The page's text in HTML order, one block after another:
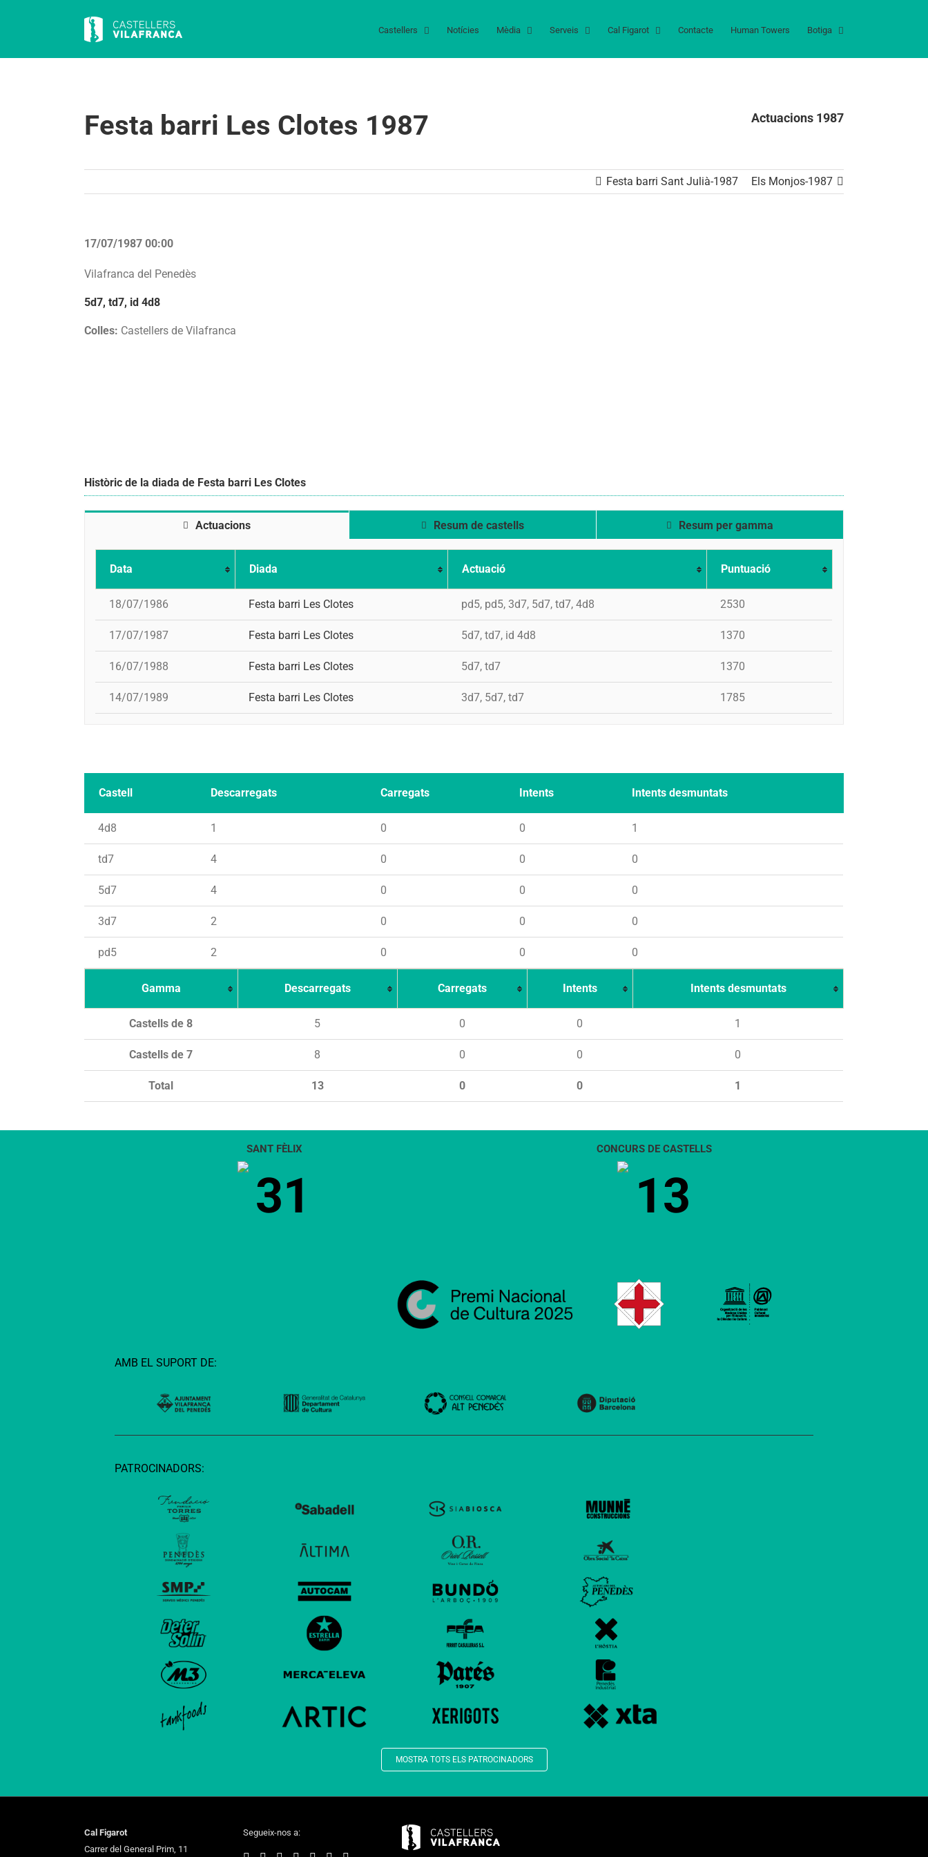
Castellers Notícies Mèdia Serveis Cal Figarot Contacte Human Towers Botiga
Festa barri Les Clotes 1987 Actuacions 1987
Festa barri Sant Julià-1987 Els Monjos-1987
17/07/1987 00:00
Vilafranca del Penedès
5d7, td7, id 4d8
Colles: Castellers de Vilafranca
Històric de la diada de Festa barri Les Clotes
Actuacions Resum de castells Resum per gamma
Data Diada Actuació Puntuació
18/07/1986 Festa barri Les Clotes pd5, pd5, 3d7, 5d7, td7, 4d8 2530
17/07/1987 Festa barri Les Clotes 5d7, td7, id 4d8 1370
16/07/1988 Festa barri Les Clotes 5d7, td7 1370
14/07/1989 Festa barri Les Clotes 3d7, 5d7, td7 1785
Castell Descarregats Carregats Intents Intents desmuntats
4d8 1 0 0 1
td7 4 0 0 0
5d7 4 0 0 0
3d7 2 0 0 0
pd5 2 0 0 0
Gamma Descarregats Carregats Intents Intents desmuntats
Total 13 0 0 1
Castells de 8 5 0 0 1
Castells de 7 8 0 0 0
SANT FÈLIX
31
CONCURS DE CASTELLS
13
AMB EL SUPORT DE:
PATROCINADORS:
MOSTRA TOTS ELS PATROCINADORS
Cal Figarot
Carrer del General Prim, 11
Segueix-nos a: